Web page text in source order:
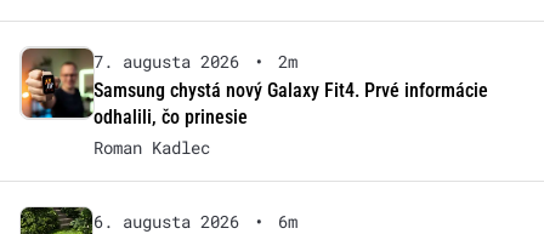
7. augusta 2026 •
2m
Samsung chystá nový Galaxy Fit4. Prvé informácie
odhalili, čo prinesie
Roman Kadlec
6. augusta 2026 •
6m